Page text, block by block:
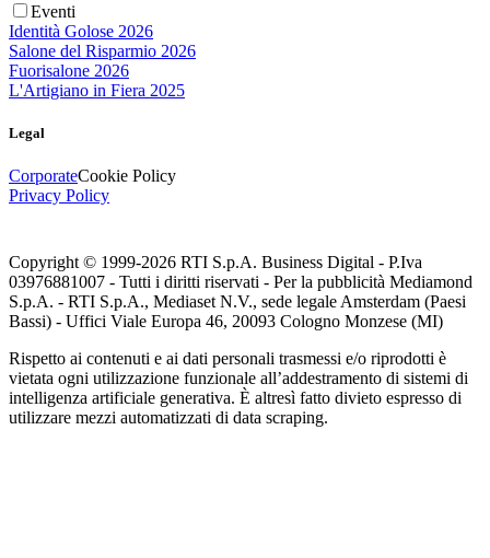
Eventi
Identità Golose 2026
Salone del Risparmio 2026
Fuorisalone 2026
L'Artigiano in Fiera 2025
Legal
CorporateCookie Policy
Privacy Policy
Copyright © 1999-2026 RTI S.p.A. Business Digital - P.Iva
03976881007 - Tutti i diritti riservati - Per la pubblicità Mediamond
S.p.A. - RTI S.p.A., Mediaset N.V., sede legale Amsterdam (Paesi
Bassi) - Uffici Viale Europa 46, 20093 Cologno Monzese (MI)
Rispetto ai contenuti e ai dati personali trasmessi e/o riprodotti è
vietata ogni utilizzazione funzionale all’addestramento di sistemi di
intelligenza artificiale generativa. È altresì fatto divieto espresso di
utilizzare mezzi automatizzati di data scraping.